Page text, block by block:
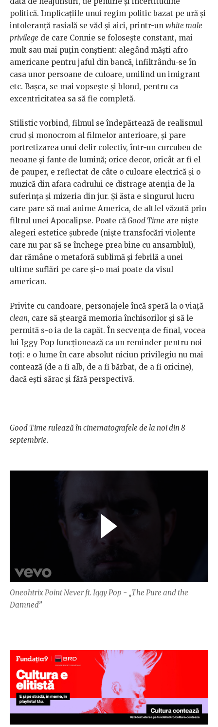
politică. Implicațiile unui regim politic bazat pe ură și
intoleranță rasială se văd și aici, printr-un white male
privilege de care Connie se folosește constant, mai
mult sau mai puțin conștient: alegând măști afro-
americane pentru jaful din bancă, infiltrându-se în
casa unor persoane de culoare, umilind un imigrant
etc. Bașca, se mai vopsește și blond, pentru ca
excentricitatea sa să fie completă.
Stilistic vorbind, filmul se îndepărtează de realismul
crud și monocrom al filmelor anterioare, și pare
portretizarea unui delir colectiv, într-un curcubeu de
neoane și fante de lumină; orice decor, oricât ar fi el
de pauper, e reflectat de câte o culoare electrică și o
muzică din afara cadrului ce distrage atenția de la
suferința și mizeria din jur. Și ăsta e singurul lucru
care pare să mai anime America, de altfel văzută prin
filtrul unei Apocalipse. Poate căGood Time are niște
alegeri estetice șubrede (niște transfocări violente
care nu par să se închege prea bine cu ansamblul),
dar rămâne o metaforă sublimă și febrilă a unei
ultime suflări pe care și-o mai poate da visul
american.
Privite cu candoare, personajele încă speră la o viață
clean, care să șteargă memoria închisorilor și să le
permită s-o ia de la capăt. În secvența de final, vocea
lui Iggy Pop funcționează ca un reminder pentru noi
toți: e o lume în care absolut niciun privilegiu nu mai
contează (de a fi alb, de a fi bărbat, de a fi oricine),
dacă ești sărac și fără perspectivă.
Good Time rulează în cinematografele de la noi din 8
septembrie.
Oneohtrix Point Never ft. Iggy Pop - „The Pure and the
Damned”